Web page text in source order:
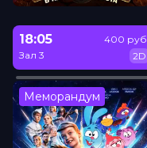
18:05
Зал 3
400 руб.
2D
Меморандум